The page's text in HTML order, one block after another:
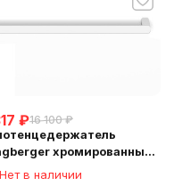
₽16 100 ₽
хромированный
одинарный 80 см
Нет в наличии